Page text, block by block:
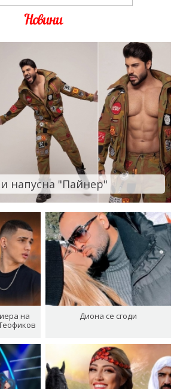
Новини
напусна "Пайнер"
на
Диона се сгоди